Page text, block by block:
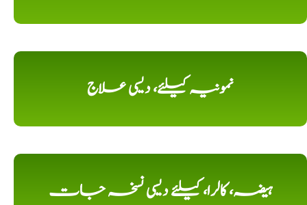
نمونیہ کیلئے، دیسی علاج
ہیضہ، کالرا، کیلئے دیسی نسخہ جات